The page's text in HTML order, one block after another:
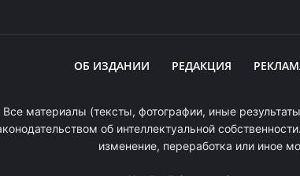
ОБ ИЗДАНИИ РЕДАКЦИЯ
Все материалы (тексты, фотографии, иные
об интеллектуальной
изменение, переработка или иное